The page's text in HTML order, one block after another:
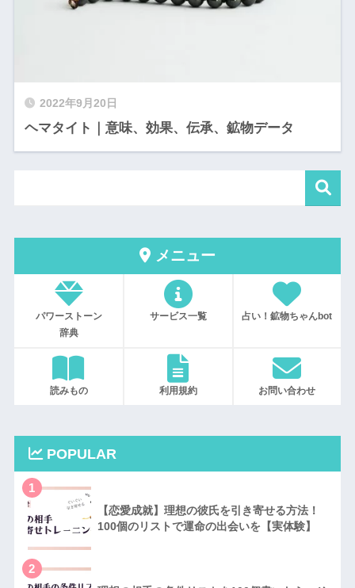
2022年9月20日
ヘマタイト｜意味、効果、伝承、鉱物データ
メニュー
パワーストーン
辞典
サービス一覧 占い！鉱物ちゃんbot
読みもの 利用規約 お問い合わせ
POPULAR
1
【恋愛成就】理想の彼氏を引き寄せる方法！
100個のリストで運命の出会いを【実体験】
2